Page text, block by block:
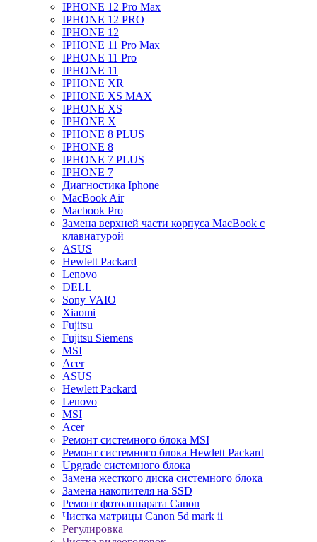
IPHONE 12 Pro Max
IPHONE 12 PRO
IPHONE 12
IPHONE 11 Pro Max
IPHONE 11 Pro
IPHONE 11
IPHONE XR
IPHONE XS MAX
IPHONE XS
IPHONE X
IPHONE 8 PLUS
IPHONE 8
IPHONE 7 PLUS
IPHONE 7
Диагностика Iphone
MacBook Air
Macbook Pro
Замена верхней части корпуса MacBook с
клавиатурой
ASUS
Hewlett Packard
Lenovo
DELL
Sony VAIO
Xiaomi
Fujitsu
Fujitsu Siemens
MSI
Acer
ASUS
Hewlett Packard
Lenovo
MSI
Acer
Ремонт системного блока MSI
Ремонт системного блока Hewlett Packard
Upgrade системного блока
Замена жесткого диска системного блока
Замена накопителя на SSD
Ремонт фотоаппарата Canon
Чистка матрицы Canon 5d mark ii
Регулировка